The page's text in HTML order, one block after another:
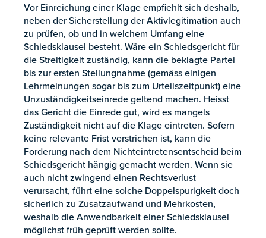
Vor Einreichung einer Klage empfiehlt sich deshalb,
neben der Sicherstellung der Aktivlegitimation auch
zu prüfen, ob und in welchem Umfang eine
Schiedsklausel besteht. Wäre ein Schiedsgericht für
die Streitigkeit zuständig, kann die beklagte Partei
bis zur ersten Stellungnahme (gemäss einigen
Lehrmeinungen sogar bis zum Urteilszeitpunkt) eine
Unzuständigkeitseinrede geltend machen. Heisst
das Gericht die Einrede gut, wird es mangels
Zuständigkeit nicht auf die Klage eintreten. Sofern
keine relevante Frist verstrichen ist, kann die
Forderung nach dem Nichteintretensentscheid beim
Schiedsgericht hängig gemacht werden. Wenn sie
auch nicht zwingend einen Rechtsverlust
verursacht, führt eine solche Doppelspurigkeit doch
sicherlich zu Zusatzaufwand und Mehrkosten,
weshalb die Anwendbarkeit einer Schiedsklausel
möglichst früh geprüft werden sollte.